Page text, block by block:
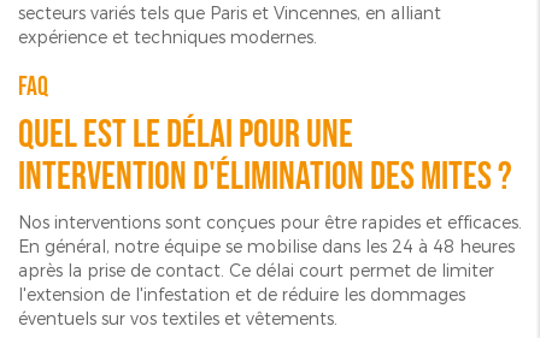
secteurs variés tels que Paris et Vincennes, en alliant
expérience et techniques modernes.
FAQ
Quel est le délai pour une
intervention d'élimination des mites ?
Nos interventions sont conçues pour être rapides et efficaces.
En général, notre équipe se mobilise dans les 24 à 48 heures
après la prise de contact. Ce délai court permet de limiter
l'extension de l'infestation et de réduire les dommages
éventuels sur vos textiles et vêtements.